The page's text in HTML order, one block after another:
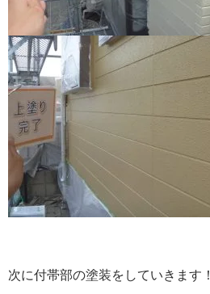
次に付帯部の塗装をしていきます！